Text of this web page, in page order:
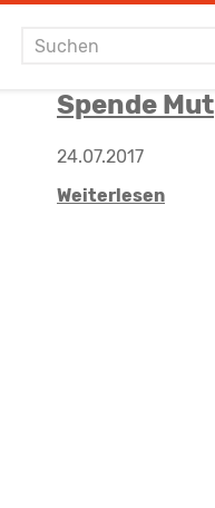
Suchen
Spende Mut
24.07.2017
Weiterlesen